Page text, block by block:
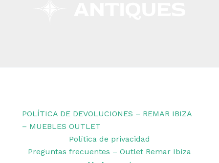
POLÍTICA DE DEVOLUCIONES – REMAR IBIZA
– MUEBLES OUTLET
Política de privacidad
Preguntas frecuentes – Outlet Remar Ibiza